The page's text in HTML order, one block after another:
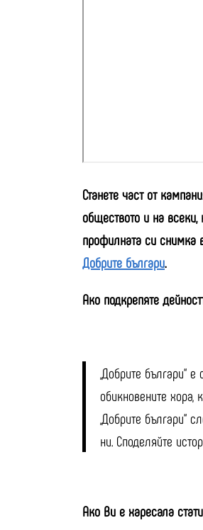
Станете част от
обществото и на
профилната си снимка
Добрите българи.
Ако подкрепяте
„Добрите българи“
обикновените хора,
„Добрите българи“
ни. Споделяйте
Ако Ви е харесала